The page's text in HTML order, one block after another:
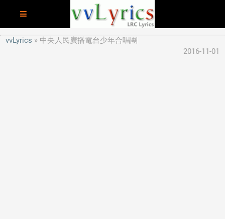
vvLyrics
中央人民廣播電台少年合唱團
2016-11-01